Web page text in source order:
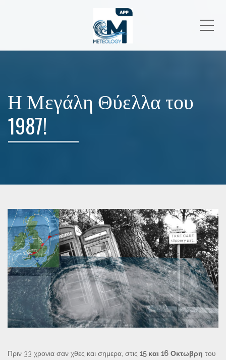
Η Μεγάλη Θύελλα του
1987!
Πριν 33 χρονια σαν χθες και σημερα, στις 15 και 16 Οκτωβρη του